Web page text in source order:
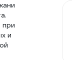
при
и